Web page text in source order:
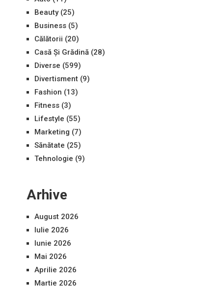
Beauty(25)
Business(5)
Călătorii (20)
Casă Și Grădină(28)
Diverse (599)
Divertisment(9)
Fashion (13)
Fitness(3)
Lifestyle (55)
Marketing (7)
Sănătate (25)
Tehnologie (9)
Arhive
August 2026
Iulie 2026
Iunie 2026
Mai 2026
Aprilie 2026
Martie 2026